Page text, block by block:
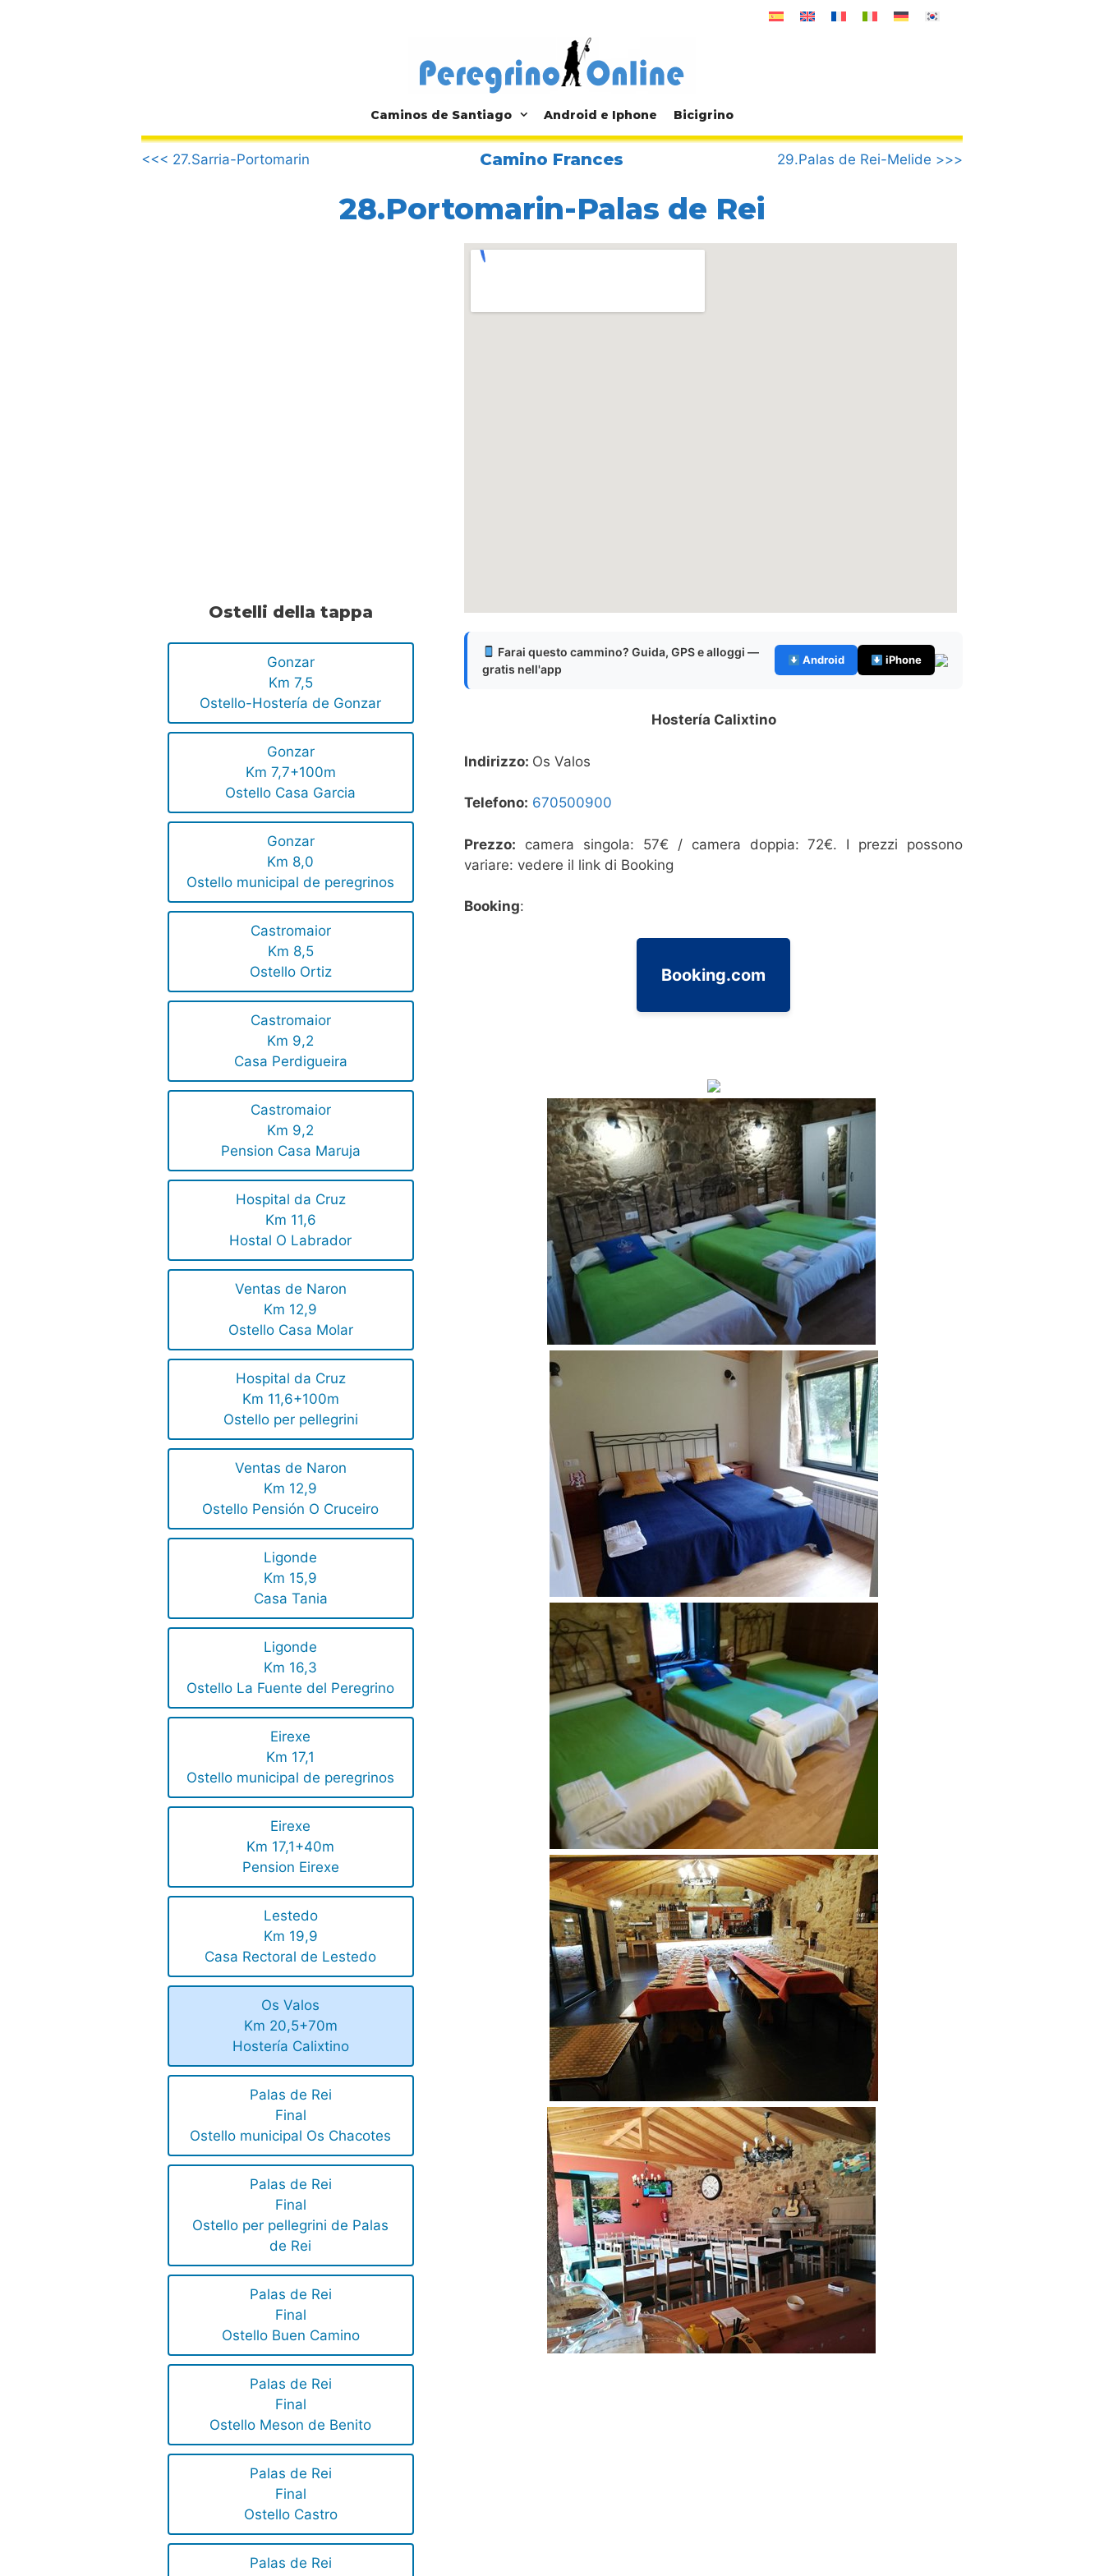
Caminos de Santiago Android e Iphone Bicigrino
.
<<< 27.Sarria-Portomarin
Camino Frances 29.Palas de Rei-Melide >>>
28.Portomarin-Palas de Rei
Ostelli della tappa
Gonzar
Km 7,5
Ostello-Hostería de Gonzar
Gonzar
Km 7,7+100m
Ostello Casa Garcia
Gonzar
Km 8,0
Ostello municipal de peregrinos
Castromaior
Km 8,5
Ostello Ortiz
Castromaior
Km 9,2
Casa Perdigueira
Castromaior
Km 9,2
Pension Casa Maruja
Hospital da Cruz
Km 11,6
Hostal O Labrador
Ventas de Naron
Km 12,9
Ostello Casa Molar
Hospital da Cruz
Km 11,6+100m
Ostello per pellegrini
Ventas de Naron
Km 12,9
Ostello Pensión O Cruceiro
Ligonde
Km 15,9
Casa Tania
Ligonde
Km 16,3
Ostello La Fuente del Peregrino
Eirexe
Km 17,1
Ostello municipal de peregrinos
Eirexe
Km 17,1+40m
Pension Eirexe
Lestedo
Km 19,9
Casa Rectoral de Lestedo
Os Valos
Km 20,5+70m
Hostería Calixtino
Palas de Rei
Final
Ostello municipal Os Chacotes
Palas de Rei
Final
Ostello per pellegrini de Palas
de Rei
Palas de Rei
Final
Ostello Buen Camino
Palas de Rei
Final
Ostello Meson de Benito
Palas de Rei
Final
Ostello Castro
Palas de Rei
Farai questo cammino? Guida, GPS e alloggi —
gratis nell'app
Android iPhone
Hostería Calixtino
Indirizzo: Os Valos
Telefono: 670500900
Prezzo: camera singola: 57€ / camera doppia: 72€. I prezzi possono
variare: vedere il link di Booking
Booking:
Booking.com